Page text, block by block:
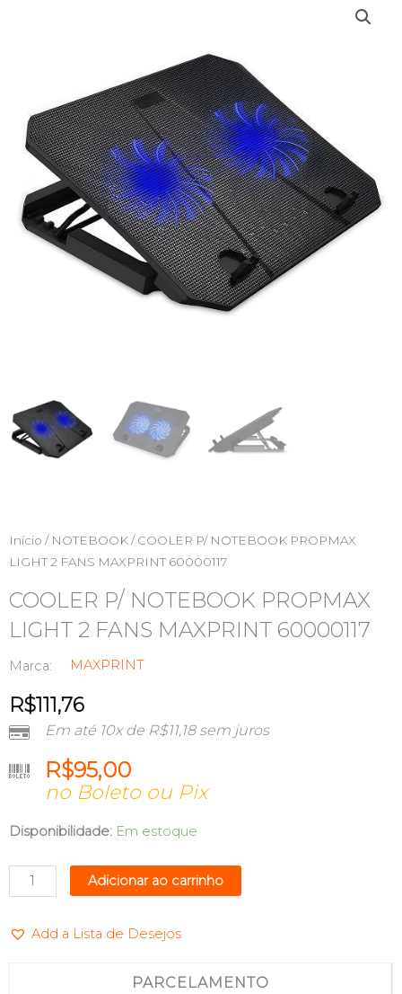
Início / NOTEBOOK/ COOLER P/ NOTEBOOK PROPMAX
LIGHT 2 FANS MAXPRINT 60000117
COOLER P/ NOTEBOOK PROPMAX
LIGHT 2 FANS MAXPRINT 60000117
Marca: MAXPRINT
R$111,76
Em até 10x de R$11,18sem juros
R$95,00
no Boleto ou Pix
Disponibilidade: Em estoque
COOLER
NOTEBOOK
PROPMAX
2
Adicionar ao carrinho
Add a Lista de Desejos
PARCELAMENTO